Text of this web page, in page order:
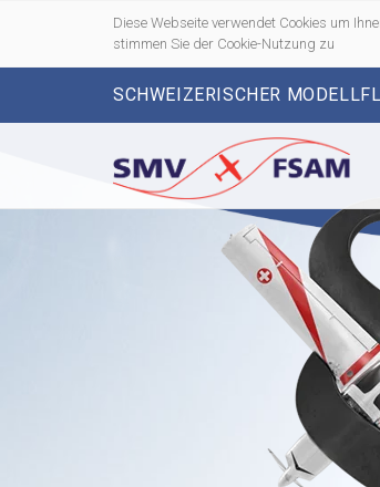
Diese Webseite verwendet Cookies um
stimmen Sie der Cookie-Nutzung zu
SCHWEIZERISCHER